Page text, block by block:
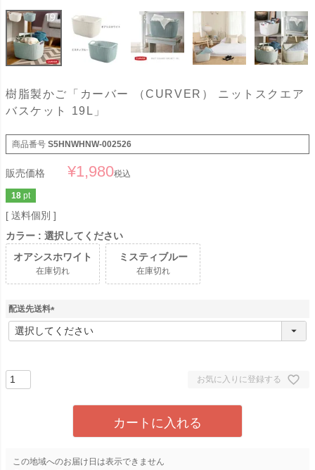
樹脂製かご「カーバー （CURVER） ニットスクエア
バスケット 19L」
商品番号 S5HNWHNW-002526
販売価格 ¥1,980税込
18 pt
送料個別
カラー
選択してください
オアシスホワイト
在庫切れ
ミスティブルー
在庫切れ
配送先送料
(
必
お気に入りに登録する
カートに入れる
この地域へのお届け日は表示できません